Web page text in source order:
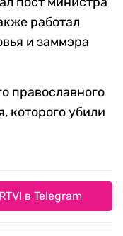
работал
и заммэра
православного
которого убили
в Telegram